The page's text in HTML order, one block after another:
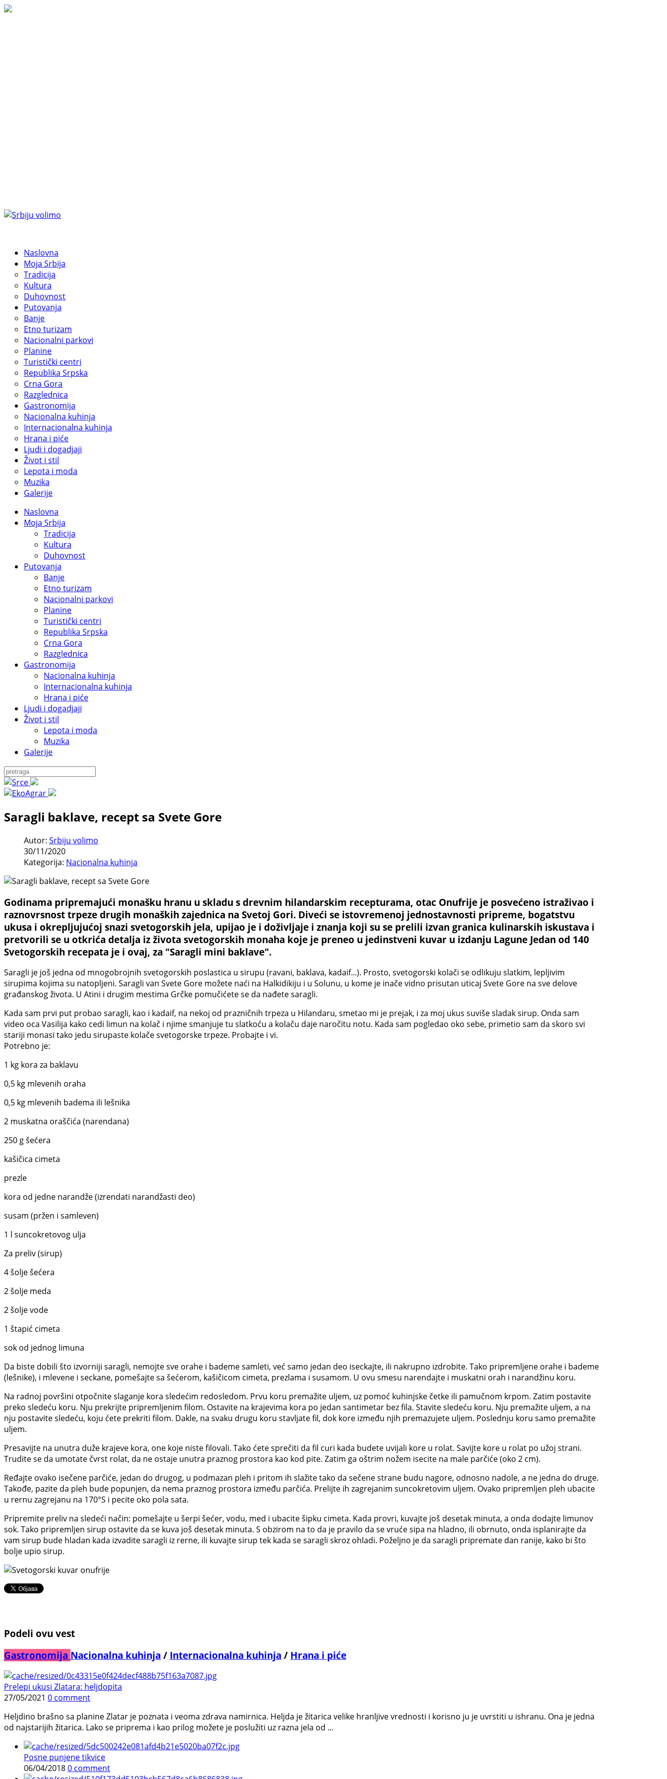
Naslovna
Moja Srbija
Tradicija
Kultura
Duhovnost
Putovanja
Banje
Etno turizam
Nacionalni parkovi
Planine
Turistički centri
Republika Srpska
Crna Gora
Razglednica
Gastronomija
Nacionalna kuhinja
Internacionalna kuhinja
Hrana i piće
Ljudi i dogadjaji
Život i stil
Lepota i moda
Muzika
Galerije
Naslovna
Moja Srbija
Tradicija
Kultura
Duhovnost
Putovanja
Banje
Etno turizam
Nacionalni parkovi
Planine
Turistički centri
Republika Srpska
Crna Gora
Razglednica
Gastronomija
Nacionalna kuhinja
Internacionalna kuhinja
Hrana i piće
Ljudi i dogadjaji
Život i stil
Lepota i moda
Muzika
Galerije
Saragli baklave, recept sa Svete Gore
Autor: Srbiju volimo
30/11/2020
Kategorija: Nacionalna kuhinja
Godinama pripremajući monašku hranu u skladu s drevnim hilandarskim recepturama, otac Onufrije je posvećeno istraživao i
raznovrsnost trpeze drugih monaških zajednica na Svetoj Gori. Diveći se istovremenoj jednostavnosti pripreme, bogatstvu
ukusa i okrepljujućoj snazi svetogorskih jela, upijao je i doživljaje i znanja koji su se prelili izvan granica kulinarskih iskustava i
pretvorili se u otkrića detalja iz života svetogorskih monaha koje je preneo u jedinstveni kuvar u izdanju Lagune Jedan od 140
Svetogorskih recepata je i ovaj, za "Saragli mini baklave".
Saragli je još jedna od mnogobrojnih svetogorskih poslastica u sirupu (ravani, baklava, kadaif...). Prosto, svetogorski kolači se odlikuju slatkim, lepljivim
sirupima kojima su natopljeni. Saragli van Svete Gore možete naći na Halkidikiju i u Solunu, u kome je inače vidno prisutan uticaj Svete Gore na sve delove
građanskog života. U Atini i drugim mestima Grčke pomučićete se da nađete saragli.
Kada sam prvi put probao saragli, kao i kadaif, na nekoj od prazničnih trpeza u Hilandaru, smetao mi je prejak, i za moj ukus suviše sladak sirup. Onda sam
video oca Vasilija kako cedi limun na kolač i njime smanjuje tu slatkoću a kolaču daje naročitu notu. Kada sam pogledao oko sebe, primetio sam da skoro svi
stariji monasi tako jedu sirupaste kolače svetogorske trpeze. Probajte i vi.
Potrebno je:
1 kg kora za baklavu
0,5 kg mlevenih oraha
0,5 kg mlevenih badema ili lešnika
2 muskatna oraščića (narendana)
250 g šećera
kašičica cimeta
prezle
kora od jedne narandže (izrendati narandžasti deo)
susam (pržen i samleven)
1 l suncokretovog ulja
Za preliv (sirup)
4 šolje šećera
2 šolje meda
2 šolje vode
1 štapić cimeta
sok od jednog limuna
Da biste dobili što izvorniji saragli, nemojte sve orahe i bademe samleti, već samo jedan deo iseckajte, ili nakrupno izdrobite. Tako pripremljene orahe i bademe
(lešnike), i mlevene i seckane, pomešajte sa šećerom, kašičicom cimeta, prezlama i susamom. U ovu smesu narendajte i muskatni orah i narandžinu koru.
Na radnoj površini otpočnite slaganje kora sledećim redosledom. Prvu koru ­premažite uljem, uz pomoć kuhinjske četke ili pamučnom krpom. Zatim postavite
preko sledeću koru. Nju prekrijte pripremljenim filom. Ostavite na krajevima kora po jedan santimetar bez fila. Stavite sledeću koru. Nju premažite uljem, a na
nju postavite sledeću, koju ćete prekriti filom. Dakle, na svaku drugu koru stavljate fil, dok kore između njih premazujete uljem. Poslednju koru samo premažite
uljem.
Presavijte na unutra duže krajeve kora, one koje niste filovali. Tako ćete sprečiti da fil curi kada budete uvijali kore u rolat. Savijte kore u rolat po užoj strani.
Trudite se da umotate čvrst rolat, da ne ostaje unutra praznog prostora kao kod pite. Zatim ga oštrim nožem isecite na male parčiće (oko 2 cm).
Ređajte ovako isečene parčiće, jedan do drugog, u podmazan pleh i pritom ih slažite tako da sečene strane budu nagore, odnosno nadole, a ne jedna do druge.
Takođe, pazite da pleh bude popunjen, da nema praznog prostora između parčića. Prelijte ih zagrejanim suncokretovim uljem. Ovako pripremljen pleh ubacite
u rernu zagrejanu na 170°S i pecite oko pola sata.
Pripremite preliv na sledeći način: pomešajte u šerpi šećer, vodu, med i ubacite šipku cimeta. Kada provri, kuvajte još desetak minuta, a onda dodajte limunov
sok. Tako pripremljen sirup ostavite da se kuva još desetak minuta. S obzirom na to da je pravilo da se vruće sipa na hladno, ili obrnuto, onda isplanirajte da
vam sirup bude hladan kada izvadite saragli iz rerne, ili kuvajte sirup tek kada se saragli skroz ohladi. Poželjno je da saragli pripremate dan ranije, kako bi što
bolje upio sirup.
Podeli ovu vest
Gastronomija Nacionalna kuhinja / Internacionalna kuhinja / Hrana i piće
Prelepi ukusi Zlatara: heljdopita
27/05/2021 0 comment
Heljdino brašno sa planine Zlatar je poznata i veoma zdrava namirnica. Heljda je žitarica velike hranljive vrednosti i korisno ju je uvrstiti u ishranu. Ona je jedna
od najstarijih žitarica. Lako se priprema i kao prilog možete je poslužiti uz razna jela od ...
Posne punjene tikvice
06/04/20180 comment